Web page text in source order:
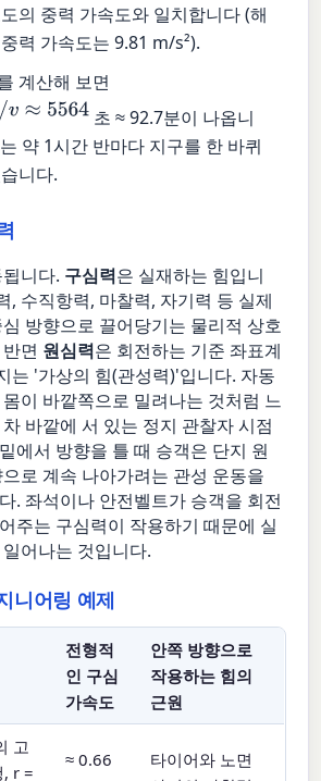
의 중력 가속도와 일치합니다 (해
력 가속도는 9.81 m/s²).
계산해 보면
초 ≈ 92.7분이 나옵니
약 1시간 반마다 지구를 한 바퀴
니다.
니다. 구심력은 실재하는 힘입니
, 수직항력, 마찰력, 자기력 등 실제
방향으로 끌어당기는 물리적 상호
면 원심력은 회전하는 기준 좌표계
는 '가상의 힘(관성력)'입니다. 자동
이 바깥쪽으로 밀려나는 것처럼 느
바깥에 서 있는 정지 관찰자 시점
에서 방향을 틀 때 승객은 단지 원
로 계속 나아가려는 관성 운동을
. 좌석이나 안전벨트가 승객을 회전
주는 구심력이 작용하기 때문에 실
어나는 것입니다.
니어링 예제
전형적
인 구심
가속도
안쪽 방향으로
작용하는 힘의
근원
고
, r =
≈ 0.66
타이어와 노면